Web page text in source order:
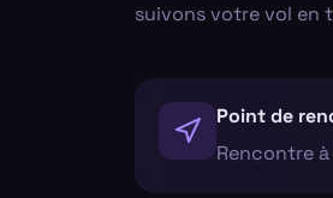
suivons votre vol en
Point de
Rencontre